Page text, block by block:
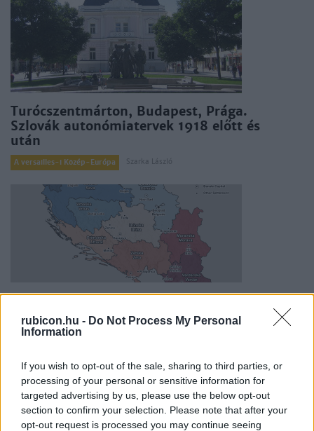
rubicon.hu - Do Not Process My Personal
Information
If you wish to opt-out of the sale, sharing to third parties, or
processing of your personal or sensitive information for
targeted advertising by us, please use the below opt-out
section to confirm your selection. Please note that after your
opt-out request is processed you may continue seeing
Turócszentmárton, Budapest, Prága.
Szlovák autonómiatervek 1918 előtt és
után
A versailles-i Közép-Európa Szarka László
A királyi Jugoszlávia politikai
intézményrendszere
A január 6-ai rendszer és Pál régenssége, 1929–1939.